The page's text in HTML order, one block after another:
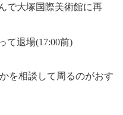
で大塚国際美術館に再
て退場(17:00前)
を相談して周るのがおす